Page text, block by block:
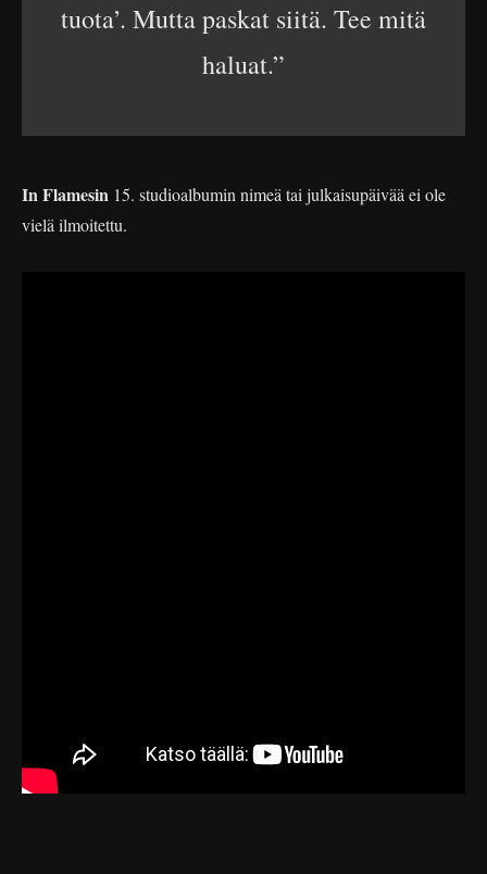
tuota’. Mutta paskat siitä. Tee mitä
haluat.”
In Flamesin 15. studioalbumin nimeä tai julkaisupäivää ei ole
vielä ilmoitettu.